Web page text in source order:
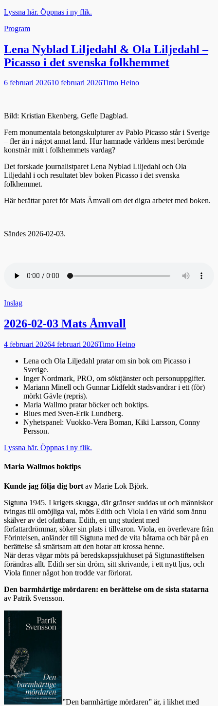
Lyssna här. Öppnas i ny flik.
Kategorier
Program
Lena Nyblad Liljedahl & Ola Liljedahl –
Picasso i det svenska folkhemmet
Publicerad
6 februari 202610 februari 2026Författare
Timo Heino
Bild: Kristian Ekenberg, Gefle Dagblad.
Fem monumentala betongskulpturer av Pablo Picasso står i Sverige
– fler än i något annat land. Hur hamnade världens mest berömde
konstnär mitt i folkhemmets vardag?
Det forskade journalistparet Lena Nyblad Liljedahl och Ola
Liljedahl i och resultatet blev boken Picasso i det svenska
folkhemmet.
Här berättar paret för Mats Ämvall om det digra arbetet med boken.
Sändes 2026-02-03.
Kategorier
Inslag
2026-02-03 Mats Åmvall
Publicerad
4 februari 20264 februari 2026Författare
Timo Heino
Lena och Ola Liljedahl pratar om sin bok om Picasso i
Sverige.
Inger Nordmark, PRO, om söktjänster och personuppgifter.
Mariann Minell och Gunnar Lidfeldt stadsvandrar i ett (för)
mörkt Gävle (repris).
Maria Wallmo pratar böcker och boktips.
Blues med Sven-Erik Lundberg.
Nyhetspanel: Vuokko-Vera Boman, Kiki Larsson, Conny
Persson.
Lyssna här. Öppnas i ny flik.
Maria Wallmos boktips
Kunde jag följa dig bort av Marie Lok Björk.
Sigtuna 1945. I krigets skugga, där gränser suddas ut och människor
tvingas till omöjliga val, möts Edith och Viola i en värld som ännu
skälver av det ofattbara. Edith, en ung student med
författardrömmar, söker sin plats i tillvaron. Viola, en överlevare från
Förintelsen, anländer till Sigtuna med de vita båtarna och bär på en
berättelse så smärtsam att den hotar att krossa henne.
När deras vägar möts på beredskapssjukhuset på Sigtunastiftelsen
förändras allt. Edith ser sin dröm, sitt skrivande, i ett nytt ljus, och
Viola finner något hon trodde var förlorat.
Den barmhärtige mördaren: en berättelse om de sista statarna
av Patrik Svensson.
”Den barmhärtige mördaren” är, i likhet med